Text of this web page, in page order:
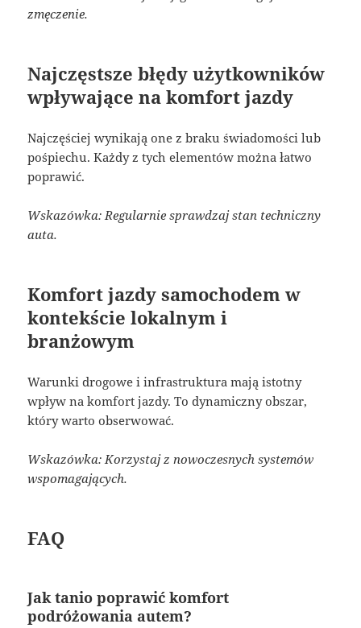
zmęczenie.
Najczęstsze błędy użytkowników
wpływające na komfort jazdy
Najczęściej wynikają one z braku świadomości lub
pośpiechu. Każdy z tych elementów można łatwo
poprawić.
Wskazówka: Regularnie sprawdzaj stan techniczny
auta.
Komfort jazdy samochodem w
kontekście lokalnym i
branżowym
Warunki drogowe i infrastruktura mają istotny
wpływ na komfort jazdy. To dynamiczny obszar,
który warto obserwować.
Wskazówka: Korzystaj z nowoczesnych systemów
wspomagających.
FAQ
Jak tanio poprawić komfort
podróżowania autem?